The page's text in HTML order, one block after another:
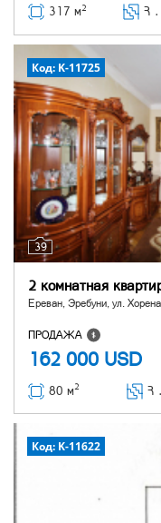
317 м2 Հ ․
39
Код: K-11725
2 комнатная
Ереван, Эребуни, ул.
ПРОДАЖА
162 000 USD
80 м2 Հ ․
Код: K-11622